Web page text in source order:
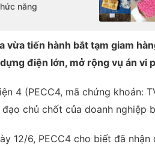
năng
vừa tiến hành bắt tạm giam
điện lớn, mở rộng vụ án vi
4 (PECC4, mã chứng khoán:
chủ chốt của doanh nghiệp
12/6, PECC4 cho biết đã